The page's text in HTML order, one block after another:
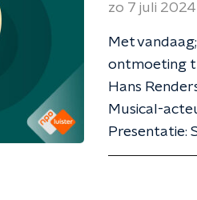
zo 7 juli 2024
Met
ontmoeting
Hans
Musical-
Presentatie: